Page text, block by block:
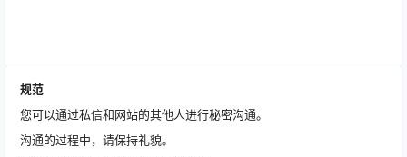
规范
您可以通过私信和网站的其他人进行秘密沟通。
沟通的过程中，请保持礼貌。